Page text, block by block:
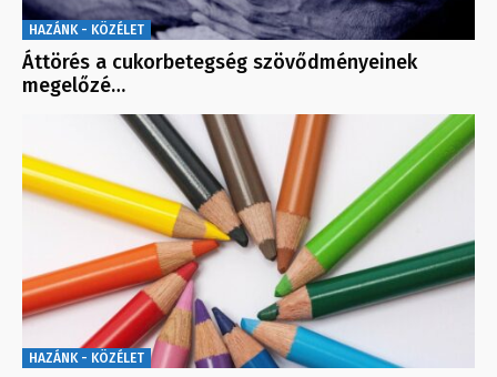
HAZÁNK - KÖZÉLET
Áttörés a cukorbetegség szövődményeinek
megelőzé…
HAZÁNK - KÖZÉLET